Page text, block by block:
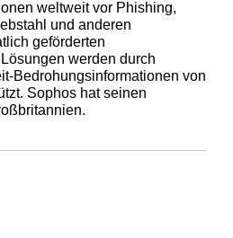
weltweit vor Phishing,
und anderen
geförderten
werden durch
Bedrohungsinformationen von
Sophos hat seinen